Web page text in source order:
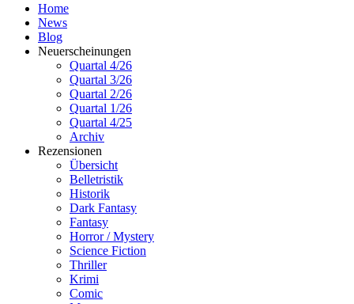
Home
News
Blog
Neuerscheinungen
Quartal 4/26
Quartal 3/26
Quartal 2/26
Quartal 1/26
Quartal 4/25
Archiv
Rezensionen
Übersicht
Belletristik
Historik
Dark Fantasy
Fantasy
Horror / Mystery
Science Fiction
Thriller
Krimi
Comic